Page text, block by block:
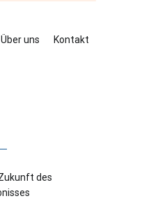
Über uns Kontakt
des